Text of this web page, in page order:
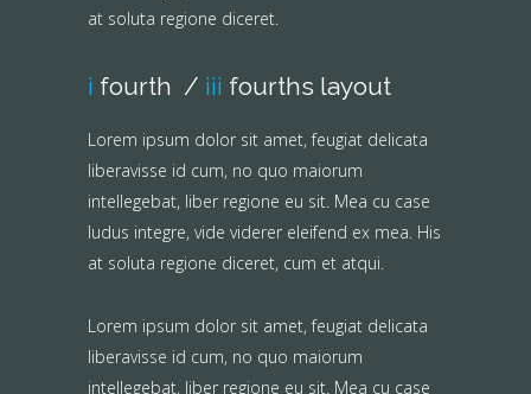
at soluta regione diceret.
i fourth / iii fourths layout
Lorem ipsum dolor sit amet, feugiat delicata
liberavisse id cum, no quo maiorum
intellegebat, liber regione eu sit. Mea cu case
ludus integre, vide viderer eleifend ex mea. His
at soluta regione diceret, cum et atqui.
Lorem ipsum dolor sit amet, feugiat delicata
liberavisse id cum, no quo maiorum
intellegebat, liber regione eu sit. Mea cu case